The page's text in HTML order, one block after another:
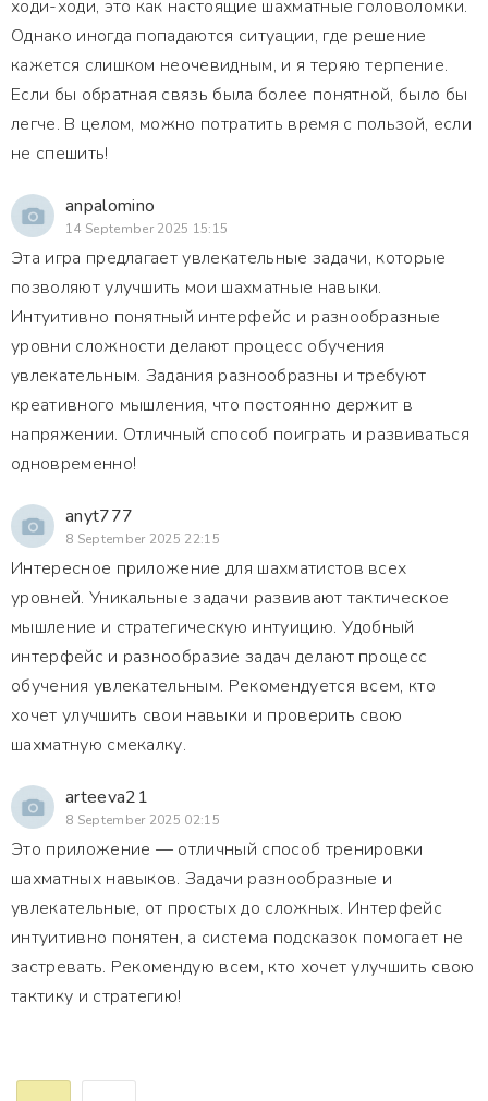
ходи-ходи, это как настоящие шахматные головоломки.
Однако иногда попадаются ситуации, где решение
кажется слишком неочевидным, и я теряю терпение.
Если бы обратная связь была более понятной, было бы
легче. В целом, можно потратить время с пользой, если
не спешить!
anpalomino
14 September 2025 15:15
Эта игра предлагает увлекательные задачи, которые
позволяют улучшить мои шахматные навыки.
Интуитивно понятный интерфейс и разнообразные
уровни сложности делают процесс обучения
увлекательным. Задания разнообразны и требуют
креативного мышления, что постоянно держит в
напряжении. Отличный способ поиграть и развиваться
одновременно!
anyt777
8 September 2025 22:15
Интересное приложение для шахматистов всех
уровней. Уникальные задачи развивают тактическое
мышление и стратегическую интуицию. Удобный
интерфейс и разнообразие задач делают процесс
обучения увлекательным. Рекомендуется всем, кто
хочет улучшить свои навыки и проверить свою
шахматную смекалку.
arteeva21
8 September 2025 02:15
Это приложение — отличный способ тренировки
шахматных навыков. Задачи разнообразные и
увлекательные, от простых до сложных. Интерфейс
интуитивно понятен, а система подсказок помогает не
застревать. Рекомендую всем, кто хочет улучшить свою
тактику и стратегию!